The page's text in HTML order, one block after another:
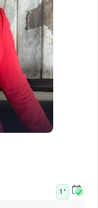
1 '